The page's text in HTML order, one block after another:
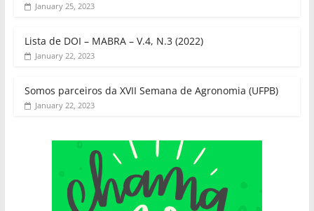
January 25, 2023
Lista de DOI – MABRA – V.4, N.3 (2022)
January 22, 2023
Somos parceiros da XVII Semana de Agronomia (UFPB)
January 22, 2023